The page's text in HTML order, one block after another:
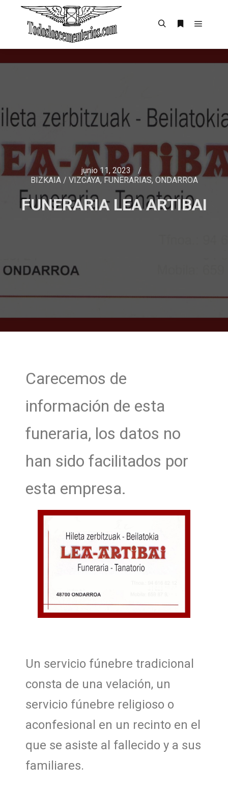
junio 11, 2023
BIZKAIA / VIZCAYA, FUNERARIAS, ONDARROA
FUNERARIA LEA ARTIBAI
Carecemos de
información de esta
funeraria, los datos no
han sido facilitados por
esta empresa.
Un servicio fúnebre tradicional
consta de una velación, un
servicio fúnebre religioso o
aconfesional en un recinto en el
que se asiste al fallecido y a sus
familiares.